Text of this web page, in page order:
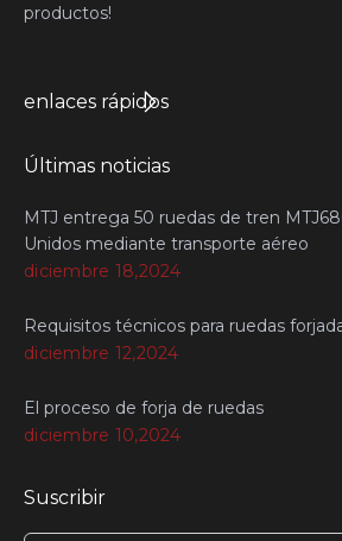
productos!
enlaces rápidos
Últimas noticias
MTJ entrega 50 ruedas de tren
Unidos mediante transporte aéreo
diciembre 18,2024
Requisitos técnicos para ruedas
diciembre 12,2024
El proceso de forja de ruedas
diciembre 10,2024
Suscribir